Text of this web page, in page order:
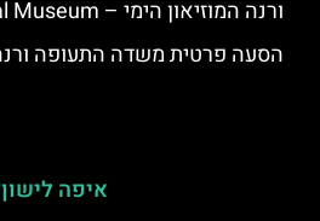
ורנה המוזיאון הימי – Naval Museum
הסעה פרטית משדה התעופה
איפה